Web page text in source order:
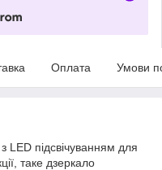
Оплата Умови
LED підсвічуванням для
таке дзеркало